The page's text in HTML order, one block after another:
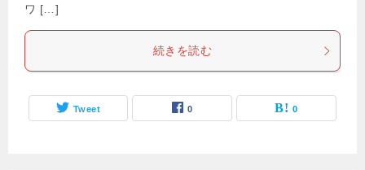
ワ […]
続きを読む
Tweet 0 0